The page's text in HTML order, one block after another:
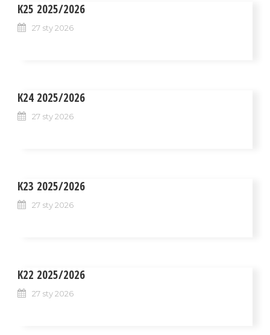
K25 2025/2026
27 sty 2026
K24 2025/2026
27 sty 2026
K23 2025/2026
27 sty 2026
K22 2025/2026
27 sty 2026